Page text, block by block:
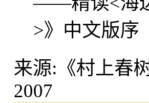
来源: 《村上
2007